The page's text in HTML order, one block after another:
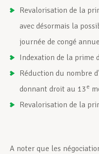
Revalorisation de la
avec désormais la
journée de congé
Indexation de la prime
Réduction du nombre
donnant droit au 13 e
Revalorisation de la
A noter que les